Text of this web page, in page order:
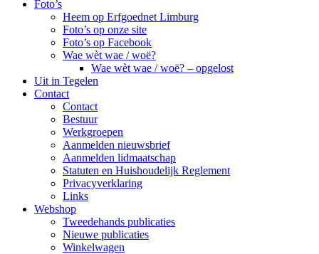
Foto’s
Heem op Erfgoednet Limburg
Foto’s op onze site
Foto’s op Facebook
Wae wèt wae / woë?
Wae wèt wae / woë? – opgelost
Uit in Tegelen
Contact
Contact
Bestuur
Werkgroepen
Aanmelden nieuwsbrief
Aanmelden lidmaatschap
Statuten en Huishoudelijk Reglement
Privacyverklaring
Links
Webshop
Tweedehands publicaties
Nieuwe publicaties
Winkelwagen